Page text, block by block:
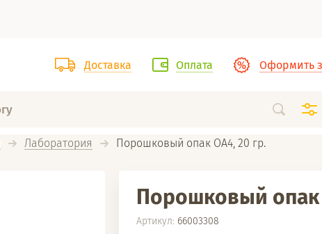
Доставка Оплата Оформить
Лаборатория
  Порошковый опак OA4, 20 гр.
Порошковый опак
Артикул: 66003308